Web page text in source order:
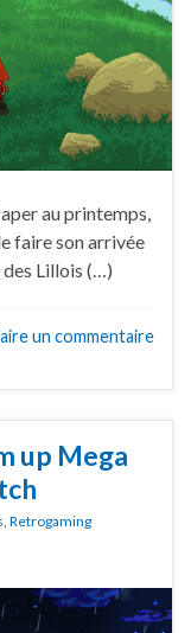
au printemps,
faire son arrivée
des Lillois (…)
un commentaire
up Mega
, Retrogaming